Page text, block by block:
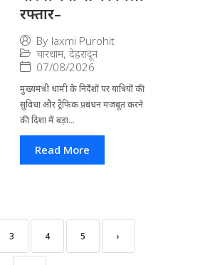
रफ्तार–
By laxmi Purohit
चारधाम, देहरादून
07/08/2026
मुख्यमंत्री धामी के निर्देशों पर यात्रियों की
सुविधा और ट्रैफिक प्रबंधन मजबूत करने
की दिशा में बड़ा...
Read More
3 4 5 ›